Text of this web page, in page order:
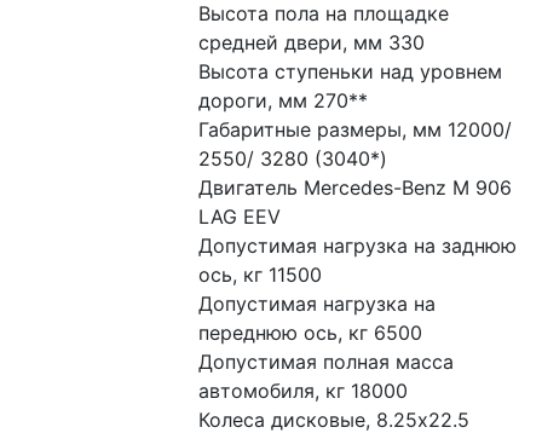
Высота пола на площадке
средней двери, мм 330
Высота ступеньки над уровнем
дороги, мм 270**
Габаритные размеры, мм 12000/
2550/ 3280 (3040*)
Двигатель Mercedes-Benz M 906
LAG EEV
Допустимая нагрузка на заднюю
ось, кг 11500
Допустимая нагрузка на
переднюю ось, кг 6500
Допустимая полная масса
автомобиля, кг 18000
Колеса дисковые, 8.25x22.5